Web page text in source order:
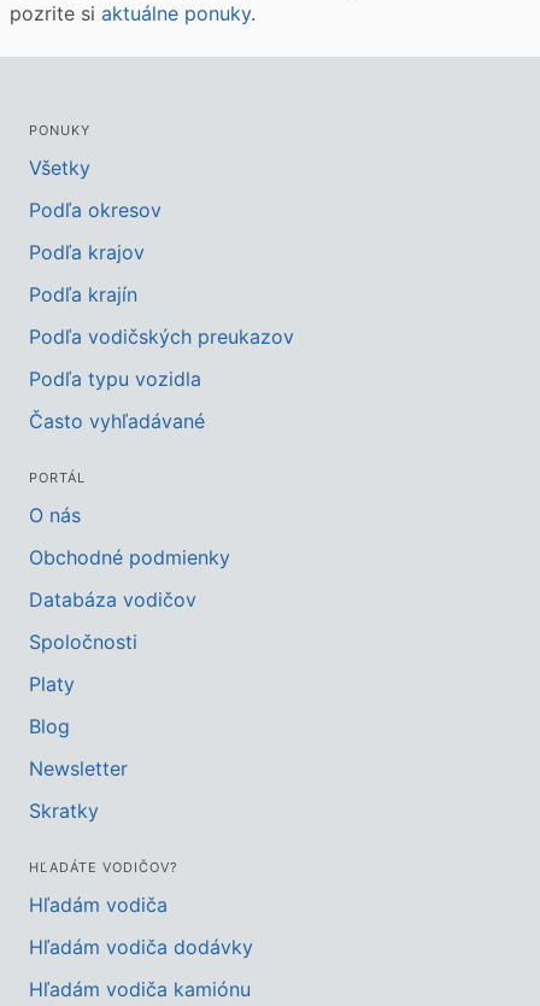
pozrite si aktuálne ponuky.
PONUKY
Všetky
Podľa okresov
Podľa krajov
Podľa krajín
Podľa vodičských preukazov
Podľa typu vozidla
Často vyhľadávané
PORTÁL
O nás
Obchodné podmienky
Databáza vodičov
Spoločnosti
Platy
Blog
Newsletter
Skratky
HĽADÁTE VODIČOV?
Hľadám vodiča
Hľadám vodiča dodávky
Hľadám vodiča kamiónu